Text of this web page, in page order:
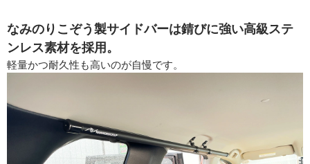
なみのりこぞう製サイドバーは錆びに強い高級ステ
ンレス素材を採用。
軽量かつ耐久性も高いのが自慢です。